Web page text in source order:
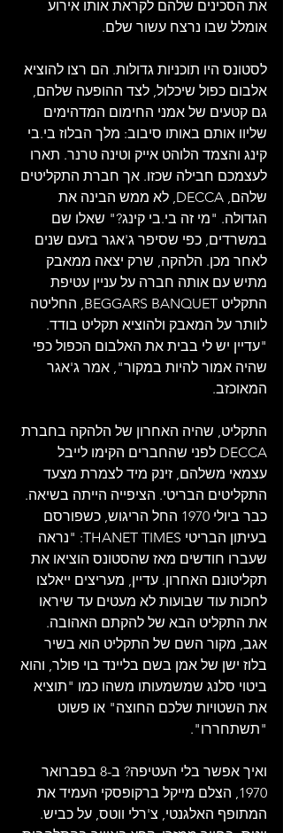
את הסכינים שלהם לקראת אותו אירוע
אומלל שבו נרצח עשור שלם.
לסטונס היו תוכניות גדולות. הם רצו להוציא
אלבום כפול שיכלול, לצד ההופעה שלהם,
גם קטעים של אמני החימום המדהימים
שליוו אותם באותו סיבוב: מלך הבלוז בי.בי
קינג והצמד הלוהט אייק וטינה טרנר. תארו
לעצמכם חבילה שכזו. אך חברת התקליטים
שלהם, DECCA, לא ממש הבינה את
הגדולה. "מי זה בי.בי קינג?" שאלו שם
במשרדים, כפי שסיפר ג'אגר בזעם שנים
לאחר מכן. הלהקה, שרק יצאה ממאבק
מתיש עם אותה חברה על עניין עטיפת
התקליט BEGGARS BANQUET, החליטה
לוותר על המאבק ולהוציא תקליט בודד.
"עדיין יש לי בבית את האלבום הכפול כפי
שהיה אמור להיות במקור", אמר ג'אגר
המאוכזב.
התקליט, שהיה האחרון של הלהקה בחברת
DECCA לפני שהחברים הקימו לייבל
עצמאי משלהם, זינק מיד לצמרת מצעד
התקליטים הבריטי. הציפייה הייתה בשיאה.
כבר ביולי 1970 החל הריגוש, כשפורסם
בעיתון הבריטי THANET TIMES: "נראה
שעברו חודשים מאז שהסטונס הוציאו את
תקליטונם האחרון. עדיין, מעריצים ייאלצו
לחכות עוד שבועות לא מעטים עד שיראו
את התקליט הבא של להקתם האהובה.
אגב, מקור השם של התקליט הוא בשיר
בלוז ישן של אמן בשם בליינד בוי פולר, והוא
ביטוי סלנג שמשמעותו משהו כמו "תוציא
את השטויות שלכם החוצה" או פשוט
"תשתחררו".
ואיך אפשר בלי העטיפה? ב-8 בפברואר
1970, הצלם מייקל ברקופסקי העמיד את
המתופף האלגנטי, צ'רלי ווטס, על כביש.